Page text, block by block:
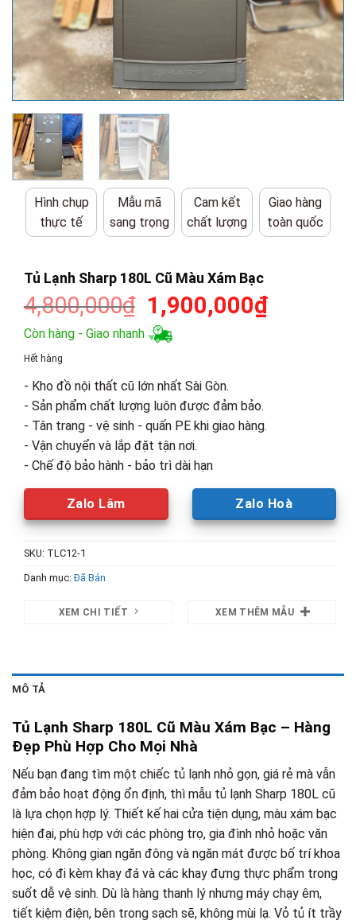
Hình chụp
thực tế
Mẫu mã
sang trọng
Cam kết
chất lượng
Giao hàng
toàn quốc
Tủ Lạnh Sharp 180L Cũ Màu Xám Bạc
4,800,000₫ Giá
gốc
là:
1,900,000₫Giá
Còn hàng - Giao nhanh
Hết hàng
- Kho đồ nội thất cũ lớn nhất Sài Gòn.
- Sản phẩm chất lượng luôn được đảm bảo.
- Tân trang - vệ sinh - quấn PE khi giao hàng.
- Vận chuyển và lắp đặt tận nơi.
- Chế độ bảo hành - bảo trì dài hạn
Zalo Lâm Zalo Hoà
SKU: TLC12-1
Danh mục:Đã Bán
XEM CHI TIẾT XEM THÊM MẪU
MÔ TẢ
Tủ Lạnh Sharp 180L Cũ Màu Xám Bạc – Hàng
Đẹp Phù Hợp Cho Mọi Nhà
Nếu bạn đang tìm một chiếc tủ lạnh nhỏ gọn, giá rẻ mà vẫn
đảm bảo hoạt động ổn định, thì mẫu tủ lạnh Sharp 180L cũ
là lựa chọn hợp lý. Thiết kế hai cửa tiện dụng, màu xám bạc
hiện đại, phù hợp với các phòng trọ, gia đình nhỏ hoặc văn
phòng. Không gian ngăn đông và ngăn mát được bố trí khoa
học, có đi kèm khay đá và các khay đựng thực phẩm trong
suốt dễ vệ sinh. Dù là hàng thanh lý nhưng máy chạy êm,
tiết kiệm điện, bên trong sạch sẽ, không mùi lạ. Vỏ tủ ít trầy